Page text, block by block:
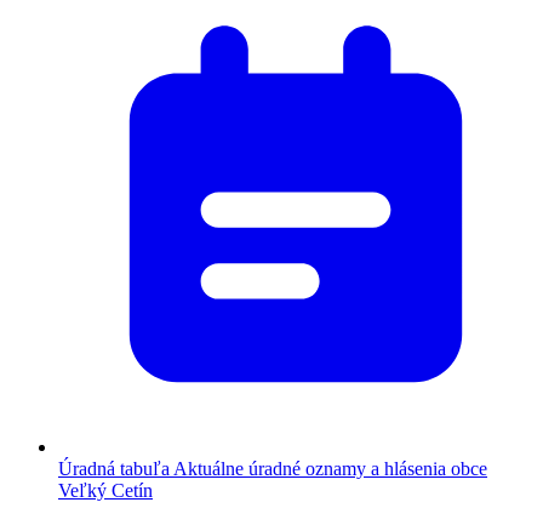
Úradná tabuľa Aktuálne úradné oznamy a hlásenia obce
Veľký Cetín